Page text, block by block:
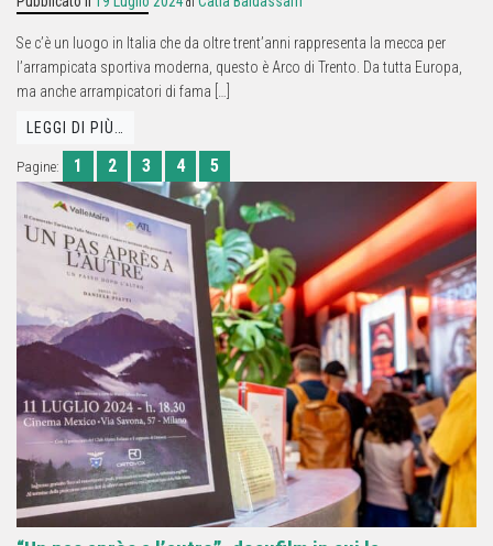
di
Se c’è un luogo in Italia che da oltre trent’anni rappresenta la mecca per
l’arrampicata sportiva moderna, questo è Arco di Trento. Da tutta Europa,
ma anche arrampicatori di fama […]
LEGGI DI PIÙ…
Pagine: 1 2 3 4 5